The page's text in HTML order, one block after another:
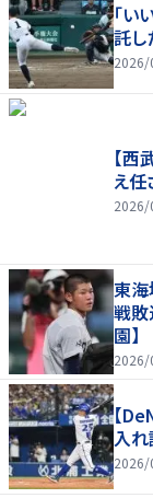
「
託し
2026/
【
え任
2026/
東海
戦敗
園】
2026/
【
入